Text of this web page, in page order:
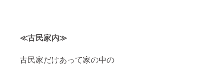
≪古民家内≫
古民家だけあって家の中の